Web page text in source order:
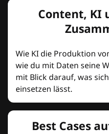
Content, KI
Wie KI die Produktion
wie du mit Daten seine
mit Blick darauf, was
einsetzen lässt.
Best Cases